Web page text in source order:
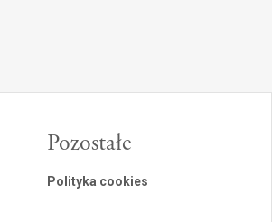
Pozostałe
Polityka cookies